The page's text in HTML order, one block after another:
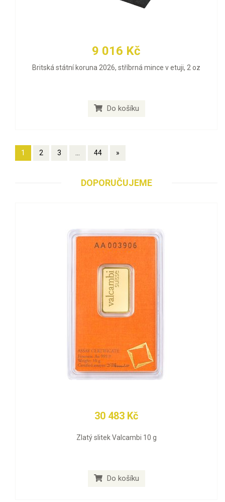
9 016 Kč
Britská státní koruna 2026, stříbrná mince v etuji, 2 oz
Do košíku
1 2 3 ... 44 »
DOPORUČUJEME
30 483 Kč
Zlatý slitek Valcambi 10 g
Do košíku